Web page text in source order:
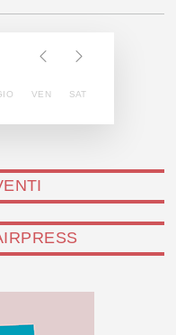
VEN SAT